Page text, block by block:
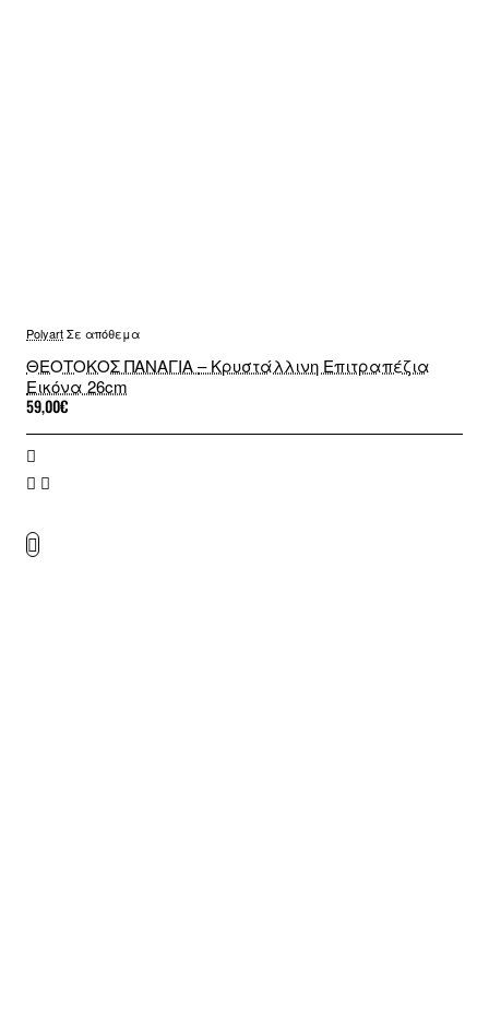
PolyartΣε απόθεμα
ΘΕΟΤΟΚΟΣ ΠΑΝΑΓΙΑ – Κρυστάλλινη Επιτραπέζια
Εικόνα 26cm
59,00€